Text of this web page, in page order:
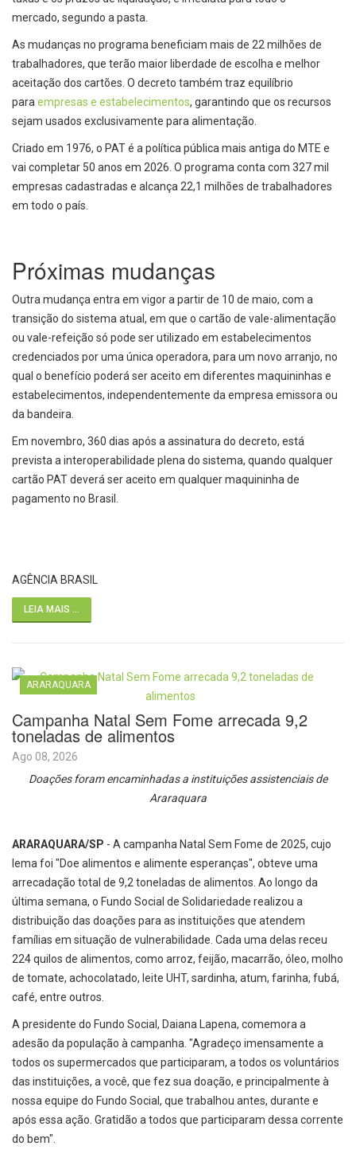
mercado, segundo a pasta.
As mudanças no programa beneficiam mais de 22 milhões de
trabalhadores, que terão maior liberdade de escolha e melhor
aceitação dos cartões. O decreto também traz equilíbrio
para empresas e estabelecimentos, garantindo que os recursos
sejam usados exclusivamente para alimentação.
Criado em 1976, o PAT é a política pública mais antiga do MTE e
vai completar 50 anos em 2026. O programa conta com 327 mil
empresas cadastradas e alcança 22,1 milhões de trabalhadores
em todo o país.
Próximas mudanças
Outra mudança entra em vigor a partir de 10 de maio, com a
transição do sistema atual, em que o cartão de vale-alimentação
ou vale-refeição só pode ser utilizado em estabelecimentos
credenciados por uma única operadora, para um novo arranjo, no
qual o benefício poderá ser aceito em diferentes maquininhas e
estabelecimentos, independentemente da empresa emissora ou
da bandeira.
Em novembro, 360 dias após a assinatura do decreto, está
prevista a interoperabilidade plena do sistema, quando qualquer
cartão PAT deverá ser aceito em qualquer maquininha de
pagamento no Brasil.
AGÊNCIA BRASIL
LEIA MAIS ...
ARARAQUARA
Campanha Natal Sem Fome arrecada 9,2
toneladas de alimentos
Ago 08, 2026
Doações foram encaminhadas a instituições assistenciais de
Araraquara
ARARAQUARA/SP - A campanha Natal Sem Fome de 2025, cujo
lema foi "Doe alimentos e alimente esperanças", obteve uma
arrecadação total de 9,2 toneladas de alimentos. Ao longo da
última semana, o Fundo Social de Solidariedade realizou a
distribuição das doações para as instituições que atendem
famílias em situação de vulnerabilidade. Cada uma delas receu
224 quilos de alimentos, como arroz, feijão, macarrão, óleo, molho
de tomate, achocolatado, leite UHT, sardinha, atum, farinha, fubá,
café, entre outros.
A presidente do Fundo Social, Daiana Lapena, comemora a
adesão da população à campanha. "Agradeço imensamente a
todos os supermercados que participaram, a todos os voluntários
das instituições, a você, que fez sua doação, e principalmente à
nossa equipe do Fundo Social, que trabalhou antes, durante e
após essa ação. Gratidão a todos que participaram dessa corrente
do bem".